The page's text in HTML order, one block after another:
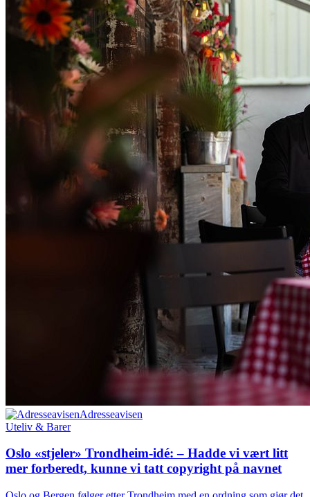
Adresseavisen
Uteliv & Barer
Oslo «stjeler» Trondheim-idé: – Hadde vi vært litt
mer forberedt, kunne vi tatt copyright på navnet